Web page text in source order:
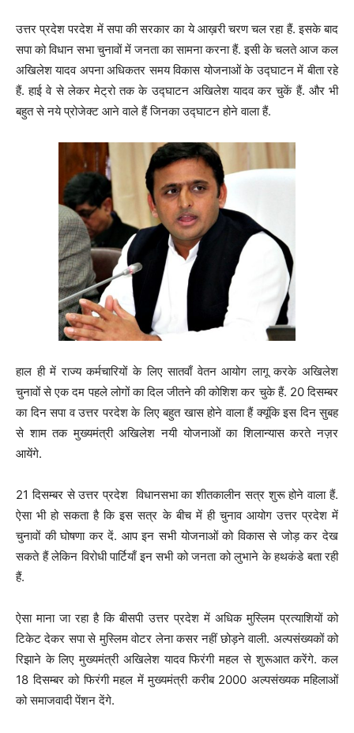
उत्तर प्रदेश परदेश में सपा की सरकार का ये आख़री चरण चल रहा हैं. इसके बाद
सपा को विधान सभा चुनावों में जनता का सामना करना हैं. इसी के चलते आज कल
अखिलेश यादव अपना अधिकतर समय विकास योजनाओं के उद्घाटन में बीता रहे
हैं. हाई वे से लेकर मेट्रो तक के उद्घाटन अखिलेश यादव कर चुकें हैं. और भी
बहुत से नये प्रोजेक्ट आने वाले हैं जिनका उद्घाटन होने वाला हैं.
हाल ही में राज्य कर्मचारियों के लिए सातवाँ वेतन आयोग लागू करके अखिलेश
चुनावों से एक दम पहले लोगों का दिल जीतने की कोशिश कर चुके हैं. 20 दिसम्बर
का दिन सपा व उत्तर परदेश के लिए बहुत खास होने वाला हैं क्यूंकि इस दिन सुबह
से शाम तक मुख्यमंत्री अखिलेश नयी योजनाओं का शिलान्यास करते नज़र
आयेंगे.
21 दिसम्बर से उत्तर प्रदेश विधानसभा का शीतकालीन सत्र शुरू होने वाला हैं.
ऐसा भी हो सकता है कि इस सत्र के बीच में ही चुनाव आयोग उत्तर प्रदेश में
चुनावों की घोषणा कर दें. आप इन सभी योजनाओं को विकास से जोड़ कर देख
सकते हैं लेकिन विरोधी पार्टियाँ इन सभी को जनता को लुभाने के हथकंडे बता रही
हैं.
ऐसा माना जा रहा है कि बीसपी उत्तर प्रदेश में अधिक मुस्लिम प्रत्याशियों को
टिकेट देकर सपा से मुस्लिम वोटर लेना कसर नहीं छोड़ने वाली. अल्पसंख्यकों को
रिझाने के लिए मुख्यमंत्री अखिलेश यादव फिरंगी महल से शुरूआत करेंगे. कल
18 दिसम्बर को फिरंगी महल में मुख्यमंत्री करीब 2000 अल्पसंख्यक महिलाओं
को समाजवादी पेंशन देंगे.